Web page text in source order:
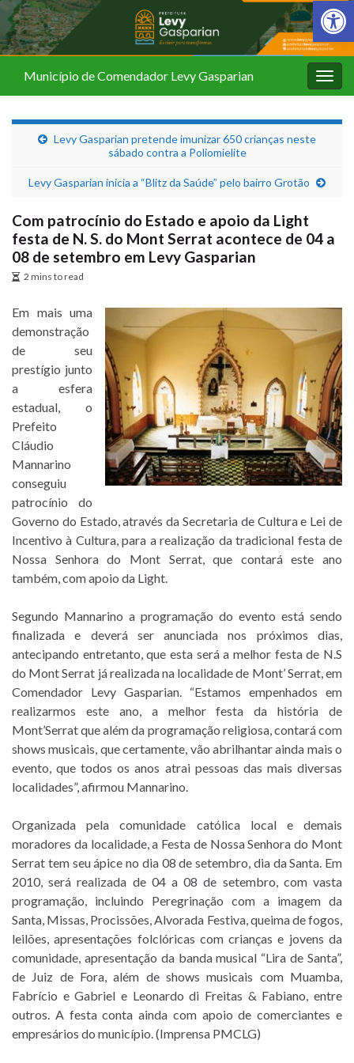
Barra de
Município de Comendador Levy Gasparian
Levy Gasparian pretende imunizar 650 crianças neste
sábado contra a Poliomielite
Levy Gasparian inicia a “Blitz da Saúde” pelo bairro Grotão
Com patrocínio do Estado e apoio da Light
festa de N. S. do Mont Serrat acontece de 04 a
08 de setembro em Levy Gasparian
2 mins to read
Em mais uma
demonstração
de seu
prestígio junto
a esfera
estadual, o
Prefeito
Cláudio
Mannarino
conseguiu
patrocínio do
Governo do Estado, através da Secretaria de Cultura e Lei de
Incentivo à Cultura, para a realização da tradicional festa de
Nossa Senhora do Mont Serrat, que contará este ano
também, com apoio da Light.
Segundo Mannarino a programação do evento está sendo
finalizada e deverá ser anunciada nos próximos dias,
antecipando entretanto, que esta será a melhor festa de N.S
do Mont Serrat já realizada na localidade de Mont’ Serrat, em
Comendador Levy Gasparian. “Estamos empenhados em
realizarmos este ano, a melhor festa da história de
Mont’Serrat que além da programação religiosa, contará com
shows musicais, que certamente, vão abrilhantar ainda mais o
evento, que todos os anos atrai pessoas das mais diversas
localidades”, afirmou Mannarino.
Organizada pela comunidade católica local e demais
moradores da localidade, a Festa de Nossa Senhora do Mont
Serrat tem seu ápice no dia 08 de setembro, dia da Santa. Em
2010, será realizada de 04 a 08 de setembro, com vasta
programação, incluindo Peregrinação com a imagem da
Santa, Missas, Procissões, Alvorada Festiva, queima de fogos,
leilões, apresentações folclóricas com crianças e jovens da
comunidade, apresentação da banda musical “Lira de Santa”,
de Juiz de Fora, além de shows musicais com Muamba,
Fabrício e Gabriel e Leonardo di Freitas & Fabiano, entre
outros. A festa conta ainda com apoio de comerciantes e
empresários do município. (Imprensa PMCLG)